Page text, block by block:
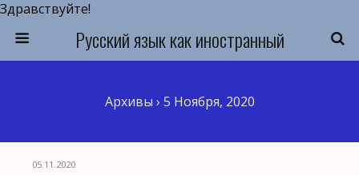
Здравствуйте!
Русский язык как иностранный
Архивы › 5 Ноября, 2020
05.11.2020